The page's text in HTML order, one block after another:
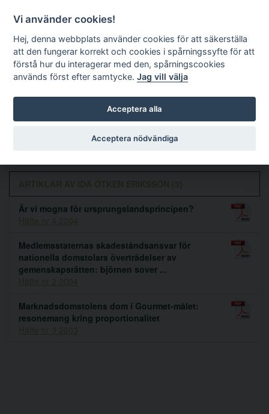
Sök
Ida Otken Eriksson
Är vi mogna för ursprungslandsprincipen?
Medlemsstaternas skadeståndsansvar för
nationella domstolars överträdelser av
gemenskapsrätten: björnen sover ...
Marknadsdomstolens dom i Gourmet-målet:
resonemang kring proportionalitet
Vi använder cookies!
Hej, denna webbplats använder cookies för att säkerställa
att den fungerar korrekt och cookies i spårningssyfte för att
förstå hur du interagerar med den, spårningscookies
används först efter samtycke.Jag vill välja
Acceptera alla
Acceptera nödvändiga